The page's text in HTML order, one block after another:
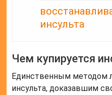
инсульта
Чем купируется
Единственным методом
инсульта, доказавшим